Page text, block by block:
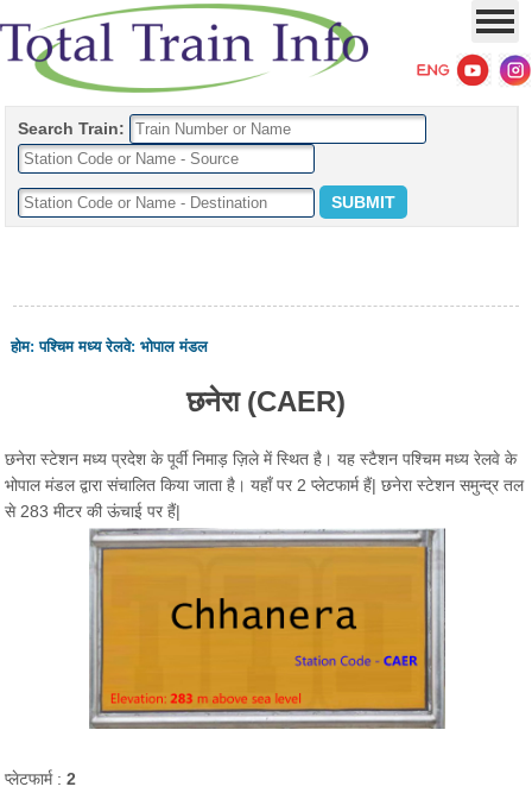
Search Train:
होम:पश्चिम मध्य रेलवे:भोपाल मंडल
छनेरा (CAER)
छनेरा स्टेशन मध्य प्रदेश के पूर्वी निमाड़ ज़िले में स्थित है। यह स्टैशन पश्चिम मध्य रेलवे के
भोपाल मंडल द्वारा संचालित किया जाता है। यहाँ पर 2 प्लेटफार्म हैं| छनेरा स्टेशन समुन्द्र तल
से 283 मीटर की ऊंचाई पर हैं|
प्लेटफार्म :2